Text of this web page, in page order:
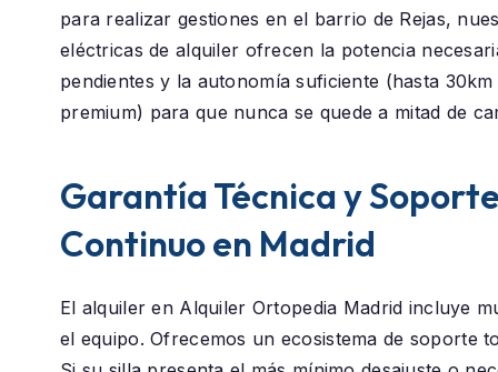
para realizar gestiones en el barrio de Rejas,
eléctricas de alquiler ofrecen la potencia
pendientes y la autonomía suficiente (hasta
premium) para que nunca se quede a mitad de
Garantía Técnica y
Continuo en Madrid
El alquiler en Alquiler Ortopedia Madrid incluye
el equipo. Ofrecemos un ecosistema de soporte